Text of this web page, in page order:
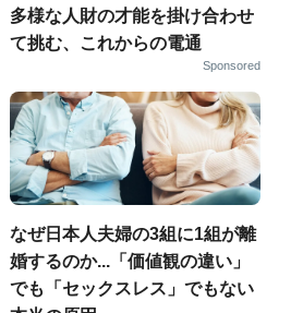
多様な人財の才能を掛け合わせ
て挑む、これからの電通
Sponsored
なぜ日本人夫婦の3組に1組が離
婚するのか...「価値観の違い」
でも「セックスレス」でもない